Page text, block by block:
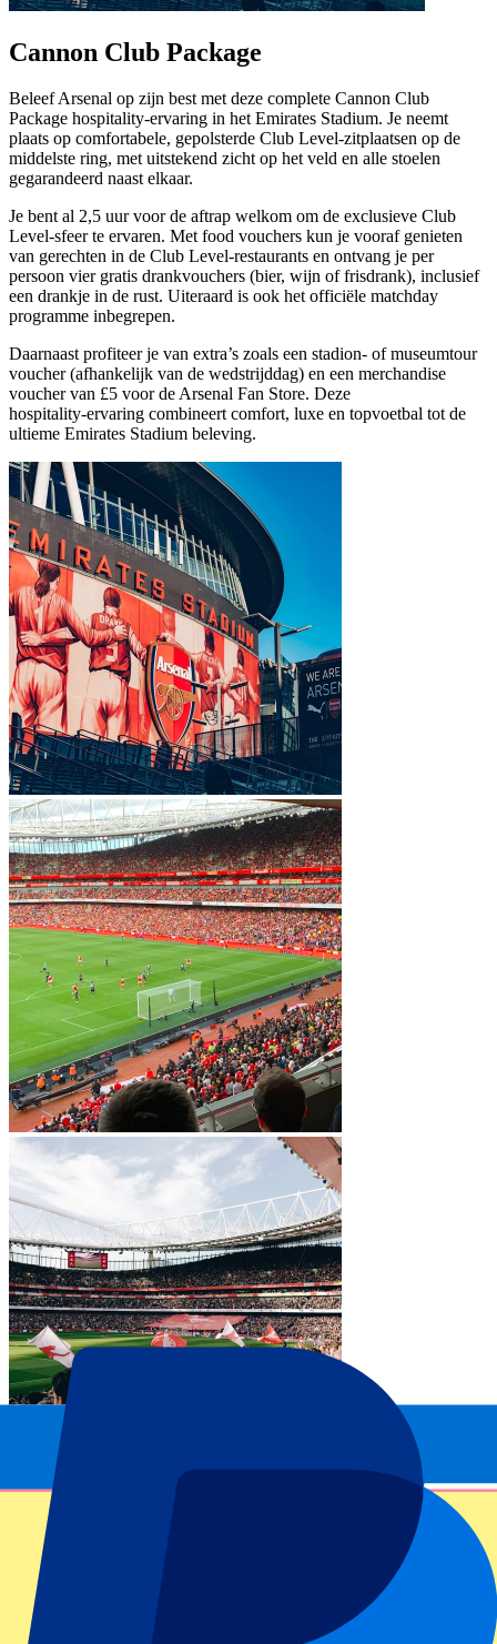
Cannon Club Package
Beleef Arsenal op zijn best met deze complete Cannon Club
Package hospitality‑ervaring in het Emirates Stadium. Je neemt
plaats op comfortabele, gepolsterde Club Level‑zitplaatsen op de
middelste ring, met uitstekend zicht op het veld en alle stoelen
gegarandeerd naast elkaar.
Je bent al 2,5 uur voor de aftrap welkom om de exclusieve Club
Level‑sfeer te ervaren. Met food vouchers kun je vooraf genieten
van gerechten in de Club Level‑restaurants en ontvang je per
persoon vier gratis drankvouchers (bier, wijn of frisdrank), inclusief
een drankje in de rust. Uiteraard is ook het officiële matchday
programme inbegrepen.
Daarnaast profiteer je van extra’s zoals een stadion‑ of museumtour
voucher (afhankelijk van de wedstrijddag) en een merchandise
voucher van £5 voor de Arsenal Fan Store. Deze
hospitality‑ervaring combineert comfort, luxe en topvoetbal tot de
ultieme Emirates Stadium beleving.